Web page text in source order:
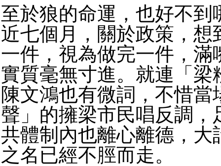
至於狼的命運，也好不到
近七個月，關於政策，想
一件，視為做完一件，滿
實質毫無寸進。就連「梁
陳文鴻也有微詞，不惜當
聲」的擁梁市民唱反調，
共體制內也離心離德，大
之名已經不脛而走。